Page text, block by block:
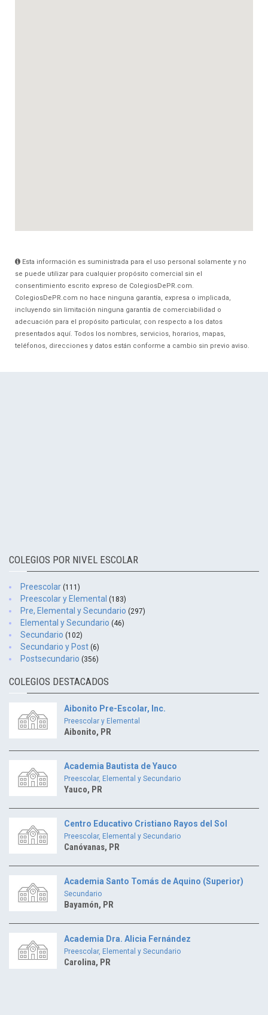
Esta información es suministrada para el uso personal solamente y no
se puede utilizar para cualquier propósito comercial sin el
consentimiento escrito expreso de ColegiosDePR.com.
ColegiosDePR.com no hace ninguna garantía, expresa o implicada,
incluyendo sin limitación ninguna garantía de comerciabilidad o
adecuación para el propósito particular, con respecto a los datos
presentados aquí. Todos los nombres, servicios, horarios, mapas,
teléfonos, direcciones y datos están conforme a cambio sin previo aviso.
COLEGIOS POR NIVEL ESCOLAR
Preescolar (111)
Preescolar y Elemental (183)
Pre, Elemental y Secundario (297)
Elemental y Secundario (46)
Secundario (102)
Secundario y Post (6)
Postsecundario (356)
COLEGIOS DESTACADOS
Aibonito Pre-Escolar, Inc.
Preescolar y Elemental
Aibonito, PR
Academia Bautista de Yauco
Preescolar, Elemental y Secundario
Yauco, PR
Centro Educativo Cristiano Rayos del Sol
Preescolar, Elemental y Secundario
Canóvanas, PR
Academia Santo Tomás de Aquino (Superior)
Secundario
Bayamón, PR
Academia Dra. Alicia Fernández
Preescolar, Elemental y Secundario
Carolina, PR